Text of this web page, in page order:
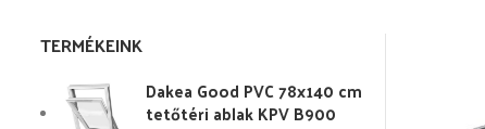
TERMÉKEINK
Dakea Good PVC 78x140 cm
tetőtéri ablak KPV B900